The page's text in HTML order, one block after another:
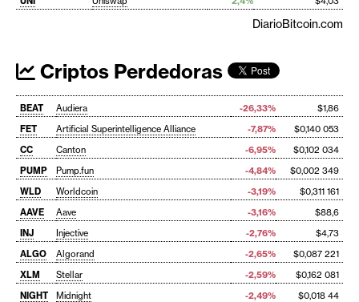
DiarioBitcoin.com
Criptos Perdedoras
BEAT Audiera -26,33%
$1,86
FET
Artificial Superintelligence Alliance -7,87%
$0,140 053
CC
Canton -6,95%
$0,102 034
PUMP
Pump.fun -4,84%
$0,002 349
WLD
Worldcoin -3,19%
$0,311 161
AAVE
Aave -3,16%
$88,6
INJ
Injective -2,76%
$4,73
ALGO
Algorand -2,65%
$0,087 221
XLM
Stellar -2,59%
$0,162 081
NIGHT
Midnight -2,49% $0,018 44